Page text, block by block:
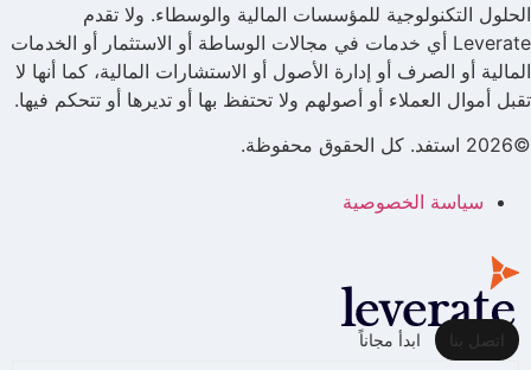
الحلول التكنولوجية للمؤسسات المالية والوسطاء. ولا تقدم
Leverate أي خدمات في مجالات الوساطة أو الاستثمار أو الخدمات
المالية أو الصرف أو إدارة الأصول أو الاستشارات المالية، كما أنها لا
تقبل أموال العملاء أو أصولهم ولا تحتفظ بها أو تديرها أو تتحكم فيها.
©2026 استفد. كل الحقوق محفوظة.
سياسة الخصوصية
اتصل بنا ابدأ مجاناً